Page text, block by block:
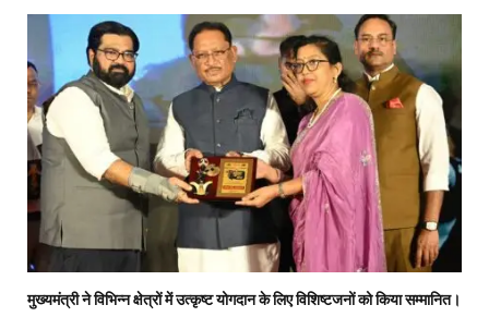
मुख्यमंत्री ने विभिन्न क्षेत्रों में उत्कृष्ट योगदान के लिए विशिष्टजनों को किया सम्मानित।